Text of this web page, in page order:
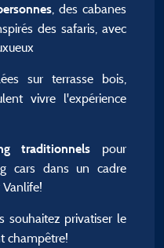
, des cabanes
des safaris, avec
sur terrasse bois,
vivre l'expérience
traditionnels pour
cars dans un cadre
souhaitez privatiser le
champêtre!